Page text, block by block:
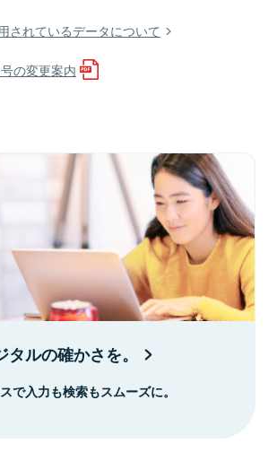
されているデータについて
の変更案内
ルの確かさを。
で入力も検索もスムーズに。